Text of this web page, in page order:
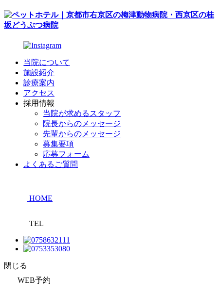
当院について
施設紹介
診療案内
アクセス
採用情報
当院が求めるスタッフ
院長からのメッセージ
先輩からのメッセージ
募集要項
応募フォーム
よくあるご質問
HOME
TEL
閉じる
WEB予約